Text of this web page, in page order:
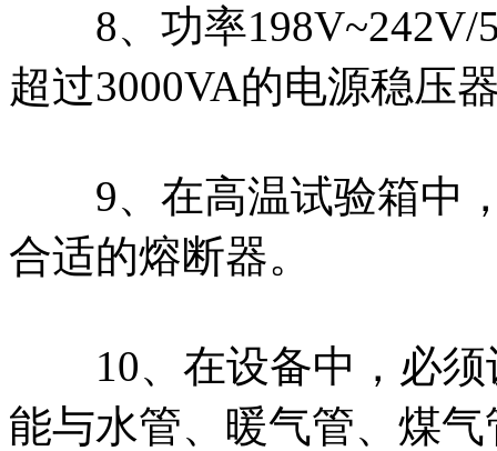
8、功率198V~242V/
超过3000VA的电源稳压
9、在高温试验箱中，
合适的熔断器。
10、在设备中，必须
能与水管、暖气管、煤